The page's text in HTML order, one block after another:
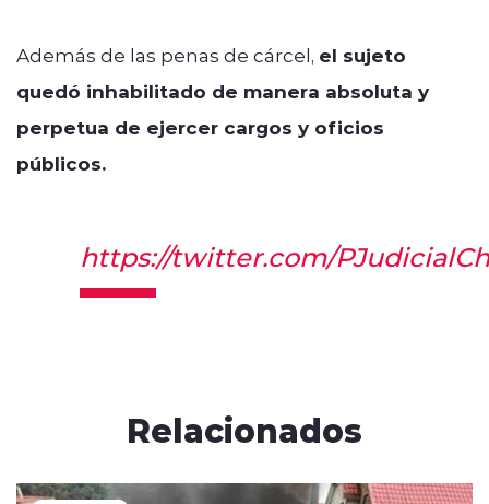
Además de las penas de cárcel, el sujeto
quedó inhabilitado de manera absoluta y
perpetua de ejercer cargos y oficios
públicos.
https://twitter.com/
Relacionados